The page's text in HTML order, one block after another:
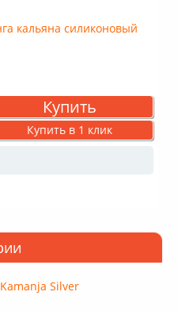
Купить
Купить в 1 клик
Silver